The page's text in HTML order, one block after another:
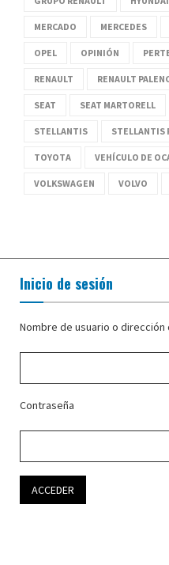
MERCADO MERCEDES
OPEL OPINIÓN
RENAULT RENAULT
SEAT SEAT MARTORELL
STELLANTIS STELLANTIS
TOYOTA VEHÍCULO DE
VOLKSWAGEN VOLVO
Inicio de sesión
Nombre de usuario o
Contraseña